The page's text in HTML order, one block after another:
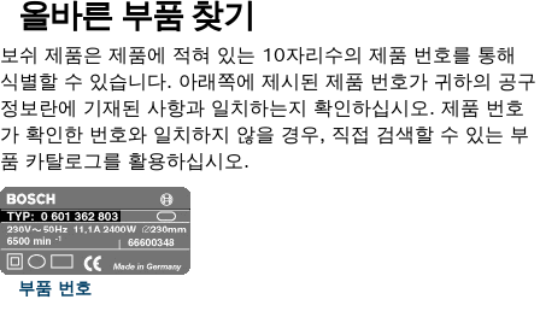
올바른 부품 찾기
보쉬 제품은 제품에 적혀 있는 10자리수의 제품 번호를 통해
식별할 수 있습니다. 아래쪽에 제시된 제품 번호가 귀하의 공구
정보란에 기재된 사항과 일치하는지 확인하십시오. 제품 번호
가 확인한 번호와 일치하지 않을 경우, 직접 검색할 수 있는 부
품 카탈로그를 활용하십시오.
부품 번호